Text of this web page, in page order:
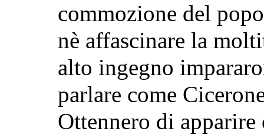
commozione del
nè affascinare la
alto ingegno
parlare come
Ottennero di